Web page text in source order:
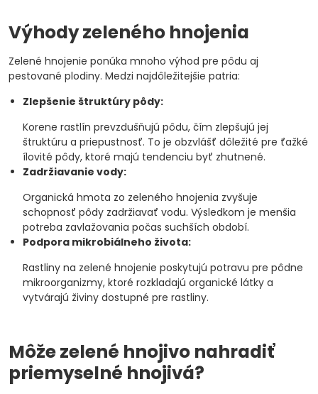
Výhody zeleného hnojenia
Zelené hnojenie ponúka mnoho výhod pre pôdu aj
pestované plodiny. Medzi najdôležitejšie patria:
Zlepšenie štruktúry pôdy:
Korene rastlín prevzdušňujú pôdu, čím zlepšujú jej
štruktúru a priepustnosť. To je obzvlášť dôležité pre ťažké
ílovité pôdy, ktoré majú tendenciu byť zhutnené.
Zadržiavanie vody:
Organická hmota zo zeleného hnojenia zvyšuje
schopnosť pôdy zadržiavať vodu. Výsledkom je menšia
potreba zavlažovania počas suchších období.
Podpora mikrobiálneho života:
Rastliny na zelené hnojenie poskytujú potravu pre pôdne
mikroorganizmy, ktoré rozkladajú organické látky a
vytvárajú živiny dostupné pre rastliny.
Môže zelené hnojivo nahradiť
priemyselné hnojivá?